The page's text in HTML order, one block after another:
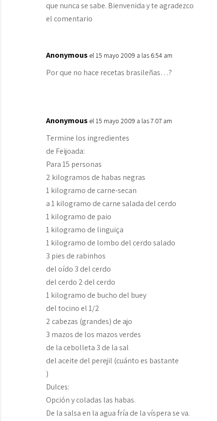
que nunca se sabe. Bienvenida y te agradezco
el comentario
Anonymous el 15 mayo 2009 a las 6:54 am
Por que no hace recetas brasileñas…?
Anonymous el 15 mayo 2009 a las 7:07 am
Termine los ingredientes
de Feijoada:
Para 15 personas
2 kilogramos de habas negras
1 kilogramo de carne-secan
a 1 kilogramo de carne salada del cerdo
1 kilogramo de paio
1 kilogramo de linguiça
1 kilogramo de lombo del cerdo salado
3 pies de rabinhos
del oído 3 del cerdo
del cerdo 2 del cerdo
1 kilogramo de bucho del buey
del tocino el 1/2
2 cabezas (grandes) de ajo
3 mazos de los mazos verdes
de la cebolleta 3 de la sal
del aceite del perejil (cuánto es bastante
)
Dulces:
Opción y coladas las habas.
De la salsa en la agua fría de la víspera se va.